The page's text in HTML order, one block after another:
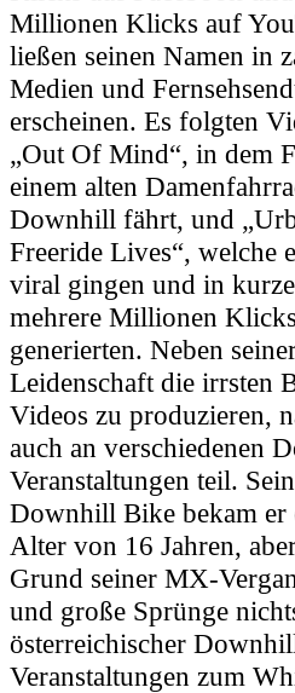
Millionen Klicks auf
ließen seinen Namen in
Medien und
erscheinen. Es folgten
„Out Of Mind“, in dem
einem alten
Downhill fährt, und
Freeride Lives“, welche
viral gingen und in
mehrere Millionen Klicks
generierten. Neben
Leidenschaft die irrsten
Videos zu produzieren,
auch an verschiedenen
Veranstaltungen teil.
Downhill Bike bekam er
Alter von 16 Jahren,
Grund seiner MX-
und große Sprünge
österreichischer
Veranstaltungen zum